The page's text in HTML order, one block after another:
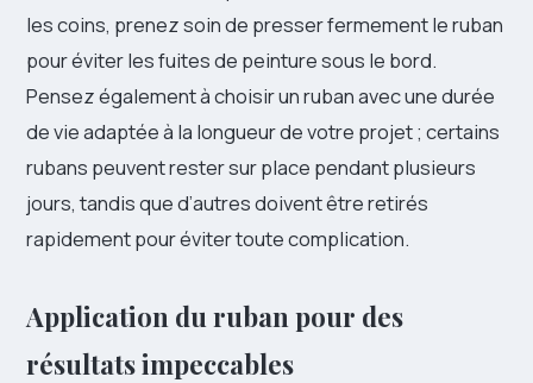
les coins, prenez soin de presser fermement le ruban
pour éviter les fuites de peinture sous le bord.
Pensez également à choisir un ruban avec une durée
de vie adaptée à la longueur de votre projet ; certains
rubans peuvent rester sur place pendant plusieurs
jours, tandis que d’autres doivent être retirés
rapidement pour éviter toute complication.
Application du ruban pour des
résultats impeccables